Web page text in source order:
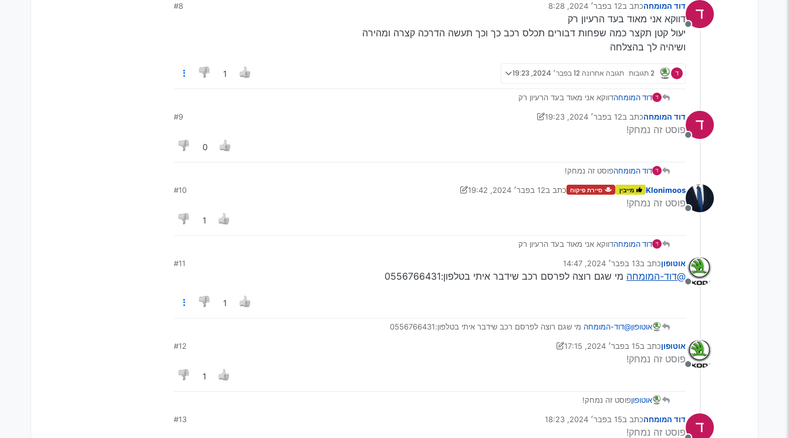
מנותק
דוד המומחהכתב ב12 בפבר׳ 2024, 8:28
נערך לאחרונה על ידי
#8
דווקא אני מאוד בעד הרעיון רק
יעול קטן תקצר כמה שפחות דבורים תכלס רכב כך וכך תעשה הדרכה קצרה ומהירה
ושיהיה לך בהצלחה
2 תגובות תגובה אחרונה 12 בפבר׳ 2024, 19:23 1
דוד המומחהדווקא אני מאוד בעד הרעיון רק
ושיהיה לך בהצלחה
מנותק
דוד המומחהכתב ב12 בפבר׳ 2024, 19:23
נערך לאחרונה על ידי ראובן שבתי
#9
פוסט זה נמחק!
0
דוד המומחהפוסט זה נמחק!
מנותק
Klonimoos מייבין סיירת פיקוח כתב ב12 בפבר׳ 2024, 19:42
נערך לאחרונה על ידי ראובן שבתי
#10
פוסט זה נמחק!
1
דוד המומחהדווקא אני מאוד בעד הרעיון רק
ושיהיה לך בהצלחה
מנותק
אוטופוןכתב ב13 בפבר׳ 2024, 14:47
נערך לאחרונה על ידי
#11
@דוד-המומחה מי שגם רוצה לפרסם רכב שידבר איתי בטלפון:0556766431
1
אוטופון@דוד-המומחה מי שגם רוצה לפרסם רכב שידבר איתי בטלפון:0556766431
מנותק
אוטופוןכתב ב15 בפבר׳ 2024, 17:15
נערך לאחרונה על ידי ראובן שבתי
#12
פוסט זה נמחק!
1
אוטופוןפוסט זה נמחק!
דוד המומחהכתב ב15 בפבר׳ 2024, 18:23
נערך לאחרונה על ידי
#13
פוסט זה נמחק!